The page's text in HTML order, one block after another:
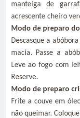
manteiga de
acrescente cheiro
Modo de preparo
Descasque a
macia. Passe a
Leve ao fogo com
Reserve.
Modo de preparo
Frite a couve em
não queimar.